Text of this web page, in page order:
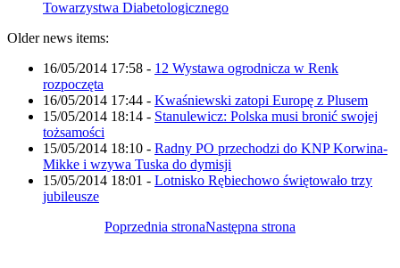
Towarzystwa Diabetologicznego
Older news items:
16/05/2014 17:58 - 12 Wystawa ogrodnicza w Renk
rozpoczęta
16/05/2014 17:44 - Kwaśniewski zatopi Europę z Plusem
15/05/2014 18:14 - Stanulewicz: Polska musi bronić swojej
tożsamości
15/05/2014 18:10 - Radny PO przechodzi do KNP Korwina-
Mikke i wzywa Tuska do dymisji
15/05/2014 18:01 - Lotnisko Rębiechowo świętowało trzy
jubileusze
Poprzednia stronaNastępna strona